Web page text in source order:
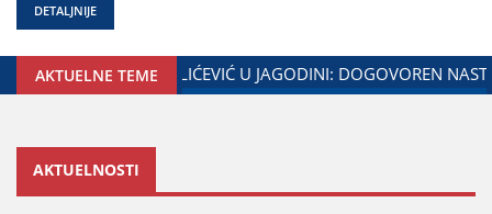
DETALJNIJE
AKTUELNE TEME
MINISTARSTVA ZADUŽENOG ZA ODNOSE SA DIЈASPOROM
AKTUELNOSTI